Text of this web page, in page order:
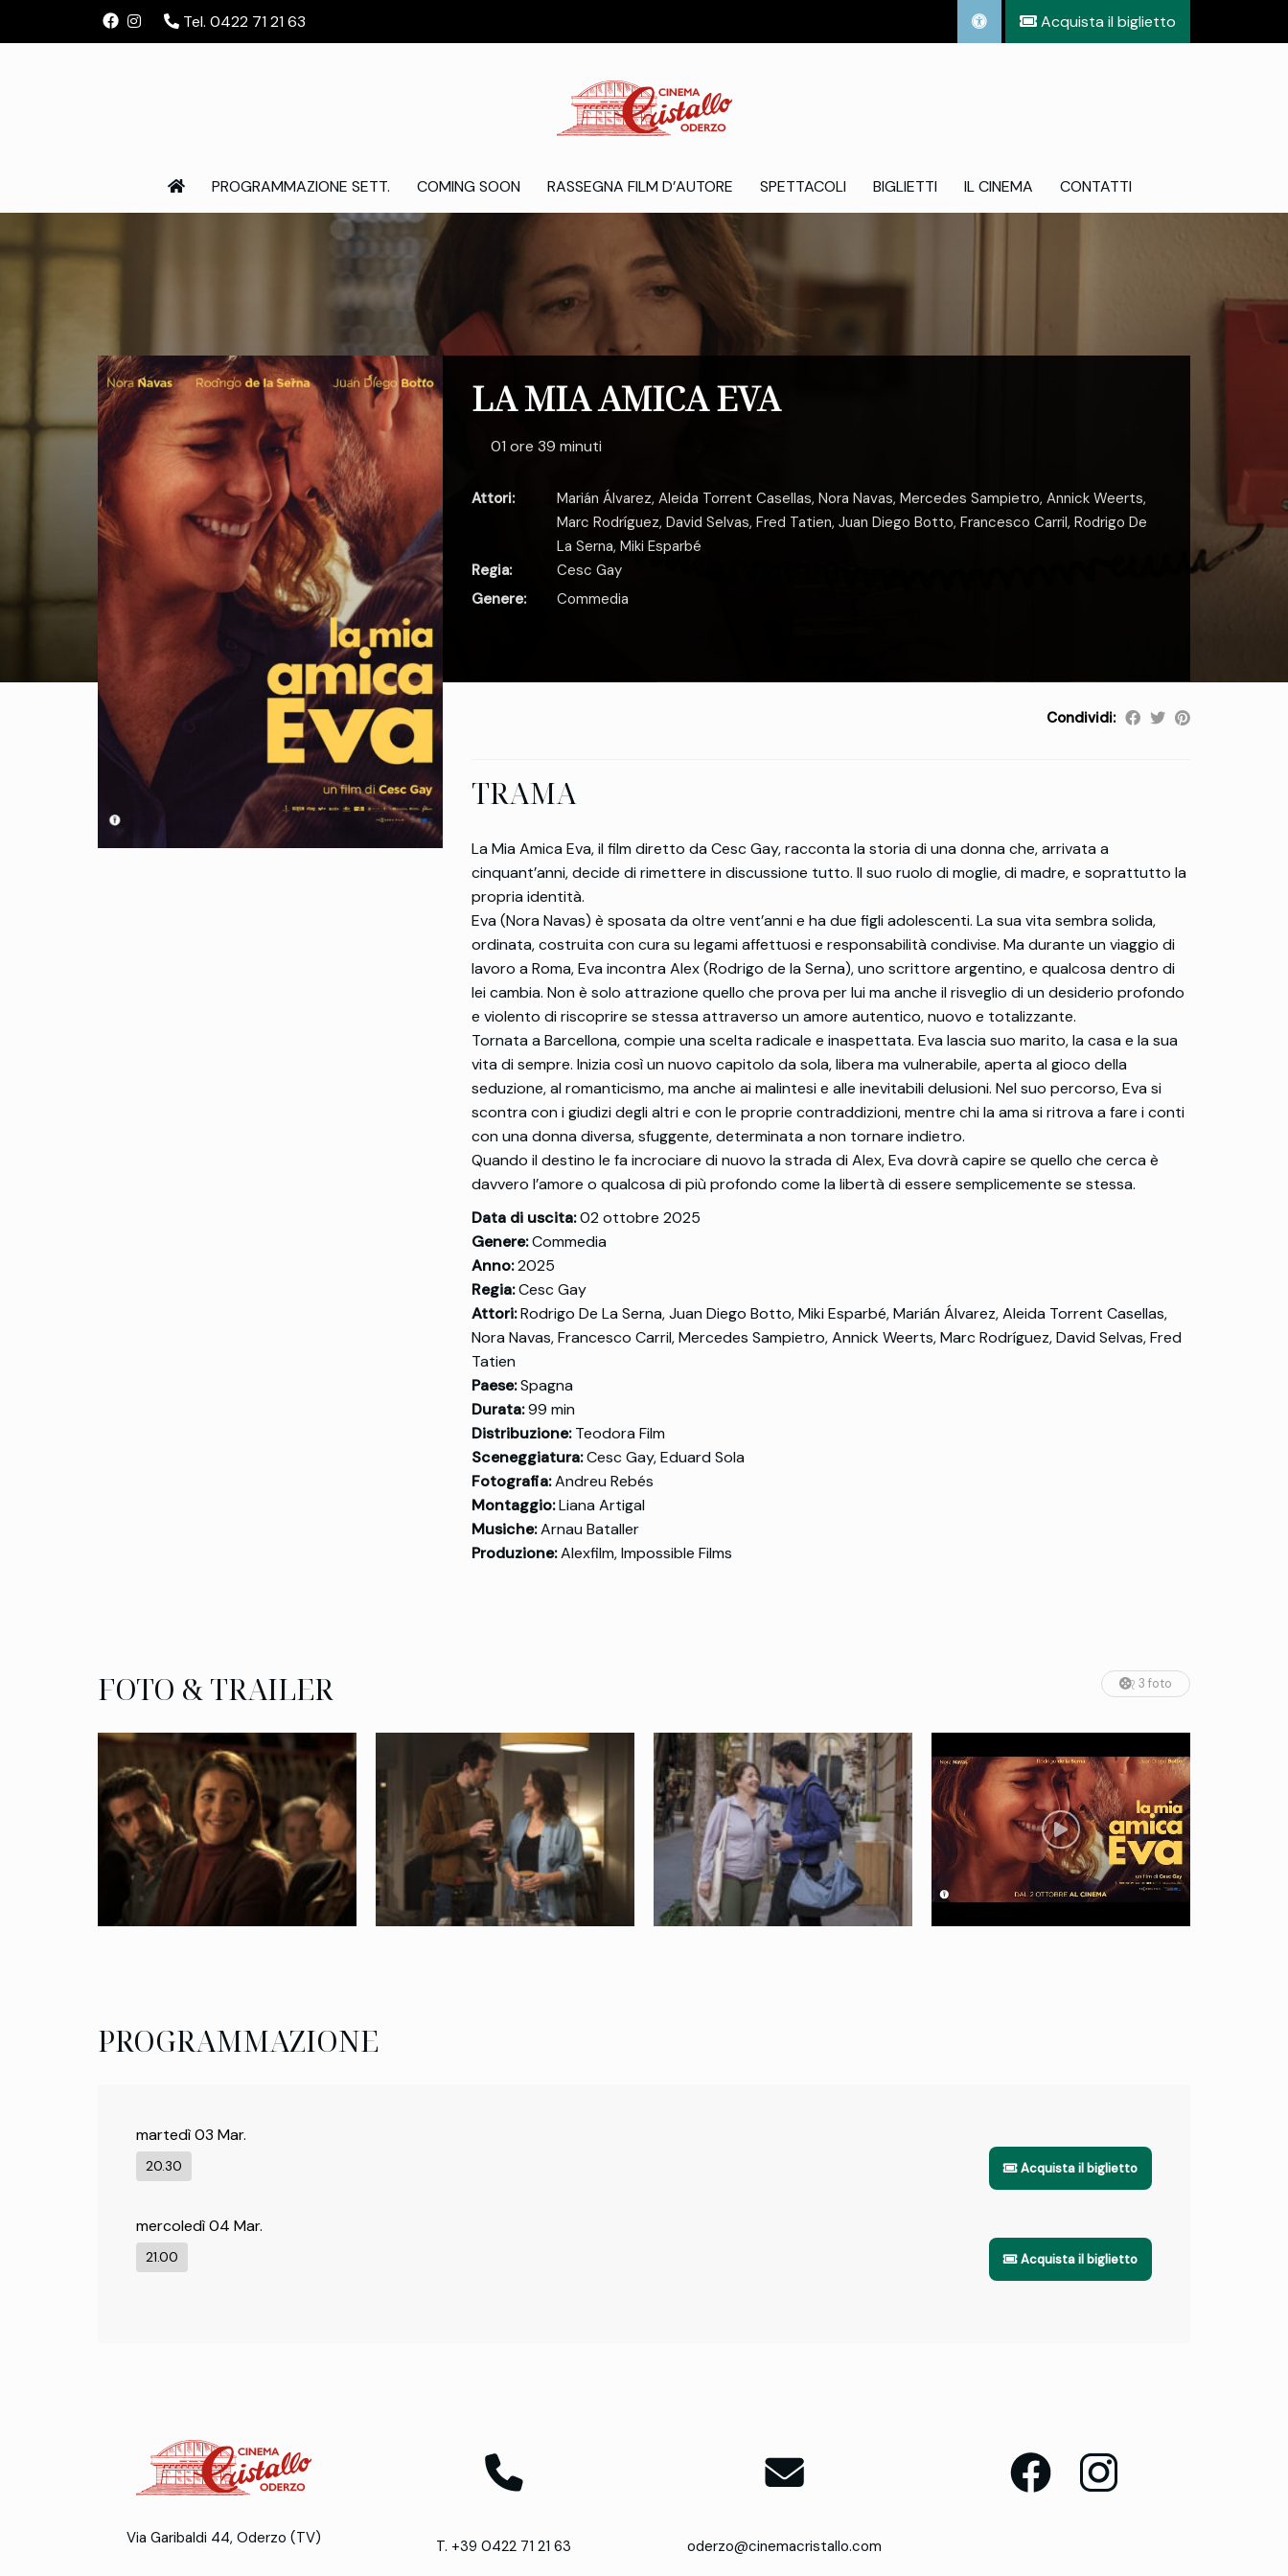
Tel. 0422 71 21 63 Acquista il biglietto
PROGRAMMAZIONE SETT. COMING SOON RASSEGNA FILM D’AUTORE SPETTACOLI BIGLIETTI IL CINEMA CONTATTI
LA MIA AMICA EVA
01 ore 39 minuti
Attori: Marián Álvarez, Aleida Torrent Casellas, Nora Navas, Mercedes Sampietro, Annick Weerts,
Marc Rodríguez, David Selvas, Fred Tatien, Juan Diego Botto, Francesco Carril, Rodrigo De
La Serna, Miki Esparbé
Regia:
Cesc Gay
Genere:
Commedia
Condividi:
TRAMA
La Mia Amica Eva, il film diretto da Cesc Gay, racconta la storia di una donna che, arrivata a
cinquant’anni, decide di rimettere in discussione tutto. Il suo ruolo di moglie, di madre, e soprattutto la
propria identità.
Eva (Nora Navas) è sposata da oltre vent’anni e ha due figli adolescenti. La sua vita sembra solida,
ordinata, costruita con cura su legami affettuosi e responsabilità condivise. Ma durante un viaggio di
lavoro a Roma, Eva incontra Alex (Rodrigo de la Serna), uno scrittore argentino, e qualcosa dentro di
lei cambia. Non è solo attrazione quello che prova per lui ma anche il risveglio di un desiderio profondo
e violento di riscoprire se stessa attraverso un amore autentico, nuovo e totalizzante.
Tornata a Barcellona, compie una scelta radicale e inaspettata. Eva lascia suo marito, la casa e la sua
vita di sempre. Inizia così un nuovo capitolo da sola, libera ma vulnerabile, aperta al gioco della
seduzione, al romanticismo, ma anche ai malintesi e alle inevitabili delusioni. Nel suo percorso, Eva si
scontra con i giudizi degli altri e con le proprie contraddizioni, mentre chi la ama si ritrova a fare i conti
con una donna diversa, sfuggente, determinata a non tornare indietro.
Quando il destino le fa incrociare di nuovo la strada di Alex, Eva dovrà capire se quello che cerca è
davvero l’amore o qualcosa di più profondo come la libertà di essere semplicemente se stessa.
Data di uscita:02 ottobre 2025
Genere:Commedia
Anno:2025
Regia:Cesc Gay
Attori:Rodrigo De La Serna, Juan Diego Botto, Miki Esparbé, Marián Álvarez, Aleida Torrent Casellas,
Nora Navas, Francesco Carril, Mercedes Sampietro, Annick Weerts, Marc Rodríguez, David Selvas, Fred
Tatien
Paese:Spagna
Durata:99 min
Distribuzione:Teodora Film
Sceneggiatura:Cesc Gay, Eduard Sola
Fotografia:Andreu Rebés
Montaggio:Liana Artigal
Musiche:Arnau Bataller
Produzione:Alexfilm, Impossible Films
FOTO & TRAILER 3 foto
PROGRAMMAZIONE
martedì 03 Mar.
Acquista il biglietto
20.30
mercoledì 04 Mar.
Acquista il biglietto
21.00
Via Garibaldi 44, Oderzo (TV) T. +39 0422 71 21 63 oderzo@cinemacristallo.com